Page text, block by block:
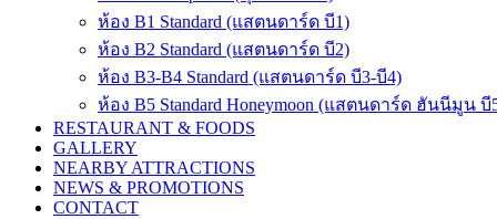
ห้อง B1 Standard (แสตนดาร์ด บี1)
ห้อง B2 Standard (แสตนดาร์ด บี2)
ห้อง B3-B4 Standard (แสตนดาร์ด บี3-บี4)
ห้อง B5 Standard Honeymoon (แสตนดาร์ด ฮันนีมูน บี
RESTAURANT & FOODS
GALLERY
NEARBY ATTRACTIONS
NEWS & PROMOTIONS
CONTACT